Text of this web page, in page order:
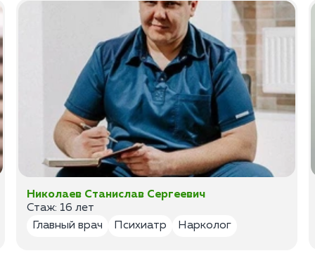
Николаев Станислав Сергеевич
Стаж: 16 лет
Главный врач
Психиатр Нарколог